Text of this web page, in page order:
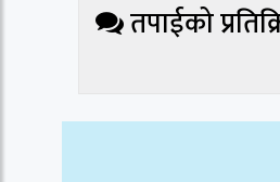
तपाईको